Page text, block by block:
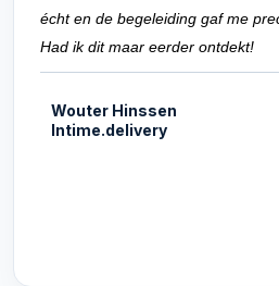
écht en de begeleiding gaf me
Had ik dit maar eerder ontdekt!
Wouter Hinssen
Intime.delivery